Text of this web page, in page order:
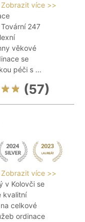
Zobrazit více >>
247
věkové
se
péči s ...
(57)
Zobrazit více >>
v Kolovči se
kvalitní
celkové
ordinace